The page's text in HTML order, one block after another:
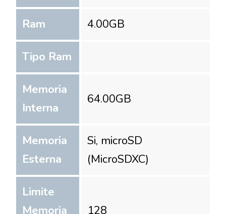
Ram 4.00GB
Tipo Ram
Memoria
Interna
64.00GB
Memoria
Esterna
Si, microSD
(MicroSDXC)
Limite
Memoria
128